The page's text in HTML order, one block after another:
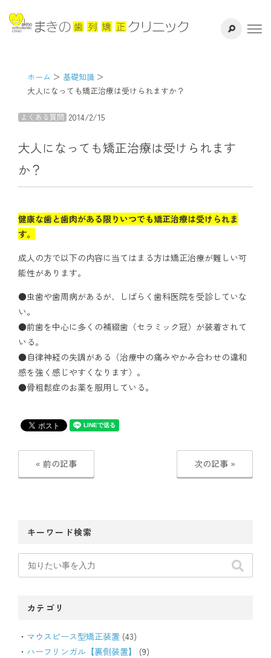
千葉県八千
医院紹介
ドクター紹介
矯正治療方法
よくある質問
通院中の方はこちら
初診相談予約
サイト内検索
ホーム
基礎知識
大人になっても矯正治療は受けられますか？
よくある質問 2014/2/15
大人になっても矯正治療は受けられます
か？
健康な歯と歯肉がある限りいつでも矯正治療は受けられま
す。
成人の方で以下の内容に当てはまる方は矯正治療が難しい可
能性があります。
●虫歯や歯周病があるが、しばらく歯科医院を受診していな
い。
●前歯を中心に多くの補綴歯（セラミック冠）が装着されて
いる。
●自律神経の失調がある（治療中の痛みやかみ合わせの違和
感を強く感じやすくなります）。
●骨粗鬆症のお薬を服用している。
« 前の記事 次の記事 »
キーワード検索
カテゴリ
マウスピース型矯正装置 (43)
ハーフリンガル【裏側装置】
(9)